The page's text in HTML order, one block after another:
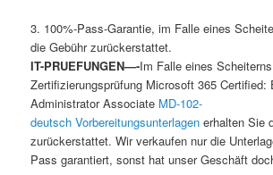
3. 100%-Pass-Garantie, im Falle eines
die Gebühr zurückerstattet.
IT-PRUEFUNGEN—-Im Falle eines
Zertifizierungsprüfung Microsoft 365 Certified:
Administrator Associate MD-102-
deutsch Vorbereitungsunterlagen erhalten Sie
zurückerstattet. Wir verkaufen nur die
Pass garantiert, sonst hat unser Geschäft